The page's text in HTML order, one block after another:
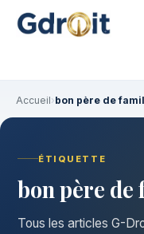
Accueil›bon père de
ÉTIQUETTE
bon père de
Tous les articles G-